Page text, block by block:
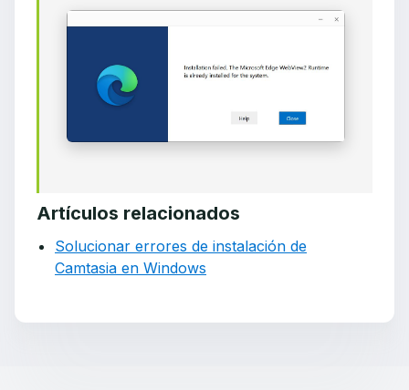
Artículos relacionados
Solucionar errores de instalación de
Camtasia en Windows